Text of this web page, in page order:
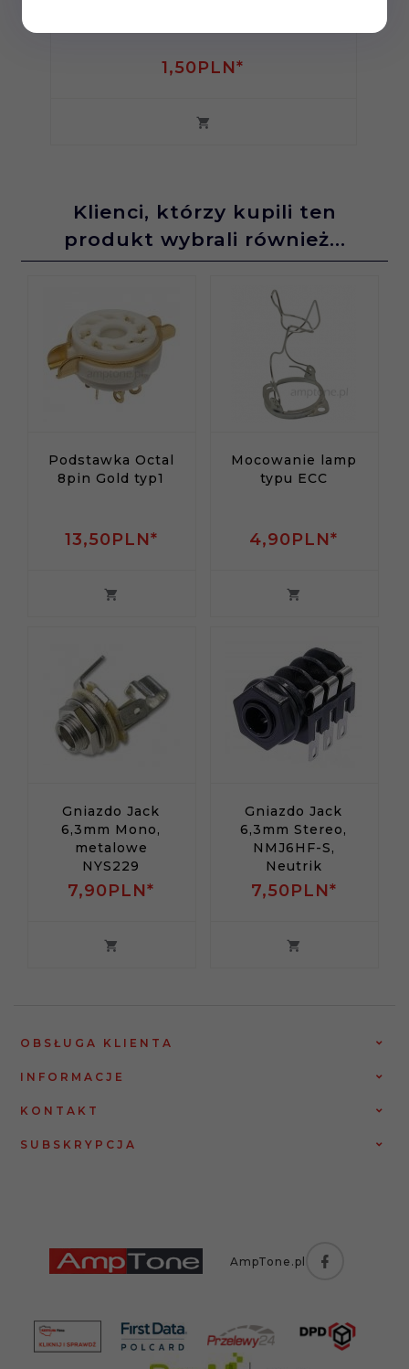
1,50PLN*
Klienci, którzy kupili ten
produkt wybrali również...
Podstawka Octal
8pin Gold typ1
13,50PLN*
Mocowanie lamp
typu ECC
4,90PLN*
Gniazdo Jack
6,3mm Mono,
metalowe
NYS229
7,90PLN*
Gniazdo Jack
6,3mm Stereo,
NMJ6HF-S,
Neutrik
7,50PLN*
OBSŁUGA KLIENTA
INFORMACJE
KONTAKT
SUBSKRYPCJA
AmpTone.pl